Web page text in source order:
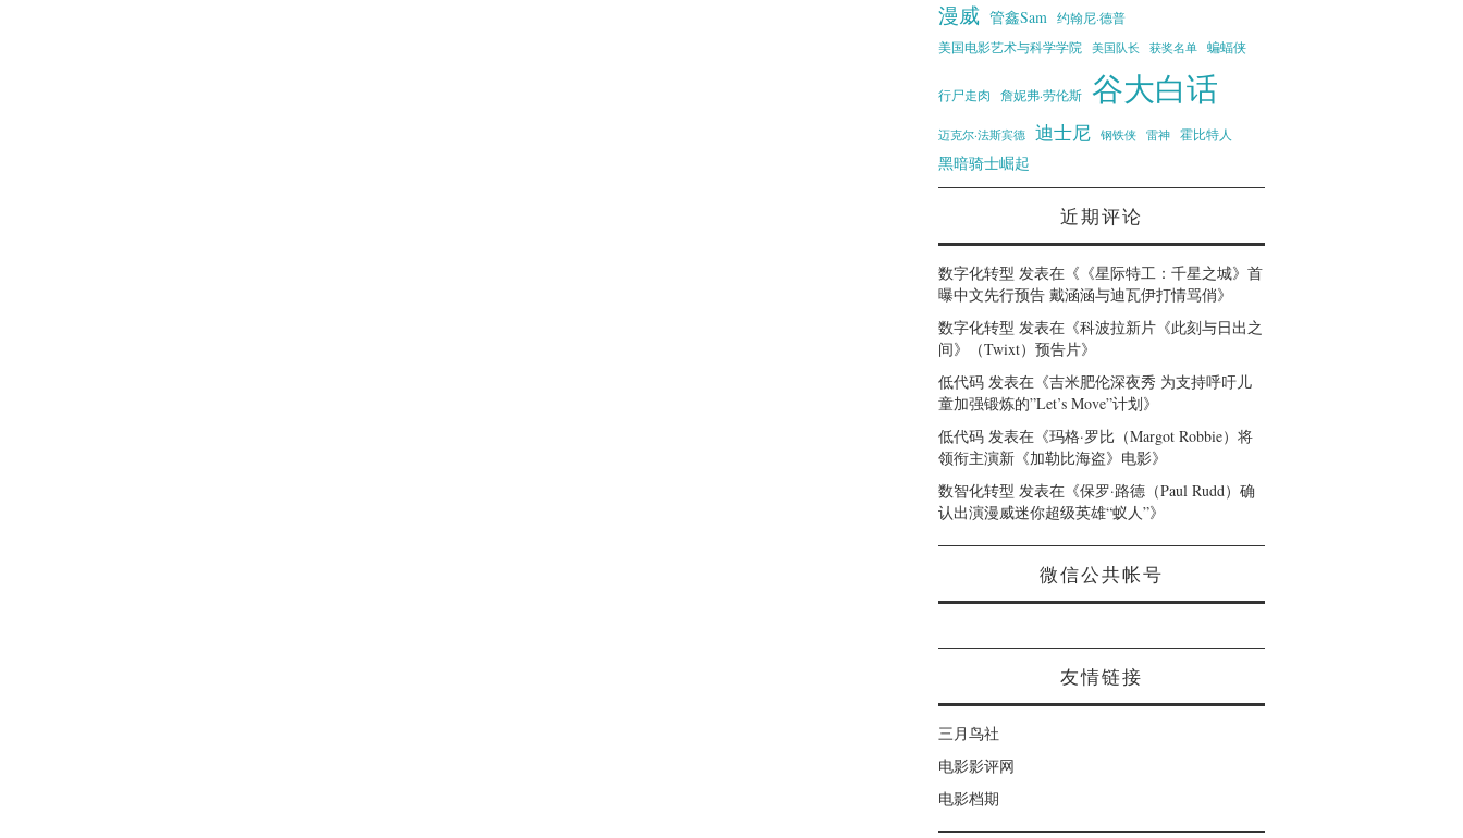
漫威 管鑫Sam 约翰尼·德普
美国电影艺术与科学学院 美国队长 获奖名单 蝙蝠侠
行尸走肉 詹妮弗·劳伦斯 谷大白话
迈克尔·法斯宾德 迪士尼 钢铁侠 雷神 霍比特人
黑暗骑士崛起
近期评论
数字化转型 发表在《 《星际特工：千星之城》首
曝中文先行预告 戴涵涵与迪瓦伊打情骂俏》
数字化转型 发表在《科波拉新片《此刻与日出之
间》（Twixt）预告片》
低代码 发表在《吉米肥伦深夜秀 为支持呼吁儿
童加强锻炼的”Let’s Move”计划》
低代码 发表在《玛格·罗比（Margot Robbie）将
领衔主演新《加勒比海盗》电影》
数智化转型 发表在《保罗·路德（Paul Rudd）确
认出演漫威迷你超级英雄“蚁人”》
微信公共帐号
友情链接
三月鸟社
电影影评网
电影档期